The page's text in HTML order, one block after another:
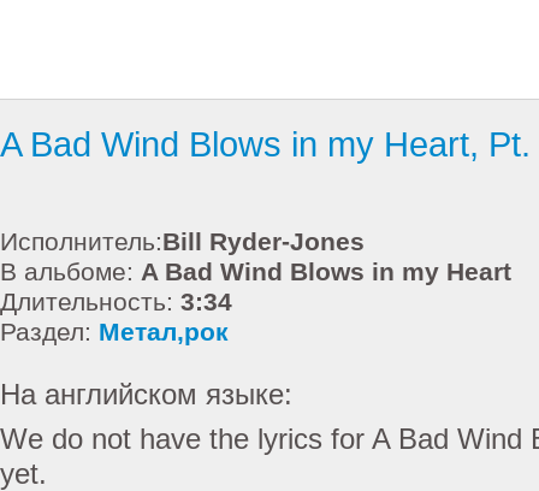
A Bad Wind Blows in my Heart, Pt.
Исполнитель:Bill Ryder-Jones
В альбоме: A Bad Wind Blows in my Heart
Длительность: 3:34
Раздел: Метал,рок
На английском языке:
We do not have the lyrics for A Bad Wind
yet.